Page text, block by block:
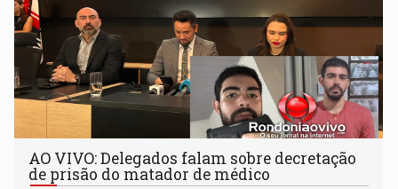
AO VIVO: Delegados falam sobre decretação
de prisão do matador de médico